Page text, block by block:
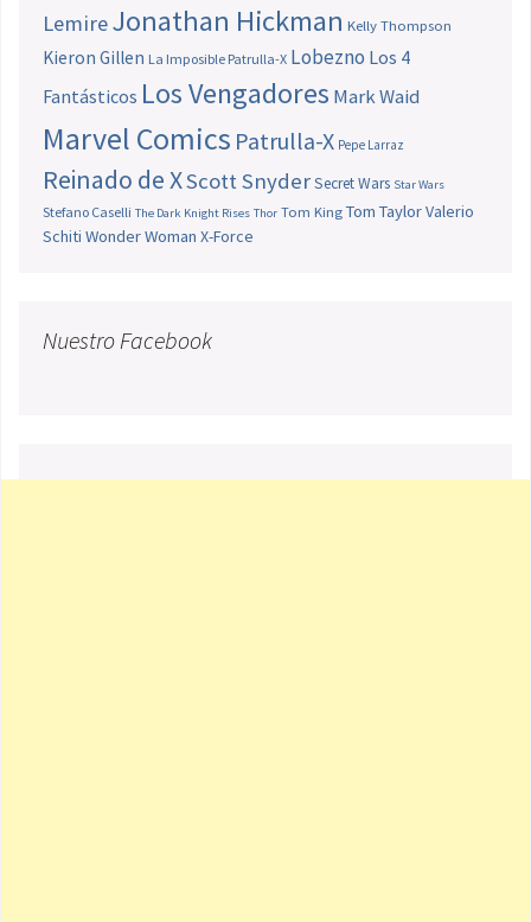
LemireJonathan Hickman Kelly Thompson
Kieron Gillen La Imposible Patrulla-X Lobezno Los 4
Fantásticos Los Vengadores Mark Waid
Marvel Comics Patrulla-X Pepe Larraz
Reinado de XScott SnyderSecret Wars Star Wars
Stefano Caselli The Dark Knight Rises Thor Tom King Tom TaylorValerio
Schiti Wonder Woman X-Force
Nuestro Facebook